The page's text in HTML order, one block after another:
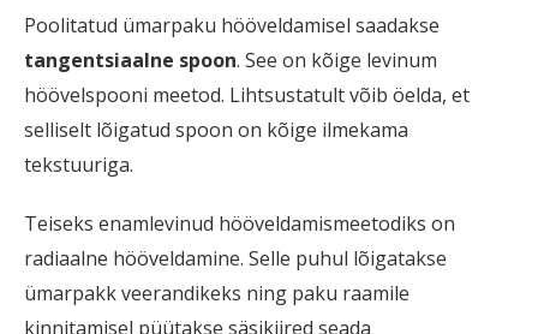
Poolitatud ümarpaku hööveldamisel saadakse
tangentsiaalne spoon. See on kõige levinum
höövelspooni meetod. Lihtsustatult võib öelda, et
selliselt lõigatud spoon on kõige ilmekama
tekstuuriga.
Teiseks enamlevinud hööveldamismeetodiks on
radiaalne hööveldamine. Selle puhul lõigatakse
ümarpakk veerandikeks ning paku raamile
kinnitamisel püütakse säsikiired seada